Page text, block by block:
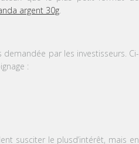
argent 30g.
par les investisseurs. Ci-
:
susciter le plusd’intérêt, mais en